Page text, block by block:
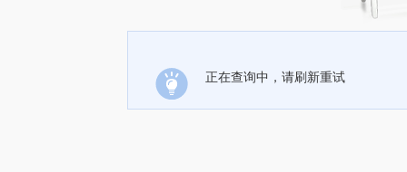
正在查询中，请刷新重试